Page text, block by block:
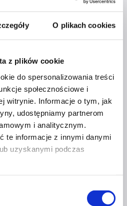
O plikach cookies
z plików cookie
do spersonalizowania treści
społecznościowe i
witrynie. Informacje o tym, jak
udostępniamy partnerom
i analitycznym.
te informacje z innymi danymi
uzyskanymi podczas
Life:
Renata
Majchrzak
dlaczego
warto
łączyć
pracę
z pasją?Czerwona
Czerwona
Czerwona Szpilka
Czerwona